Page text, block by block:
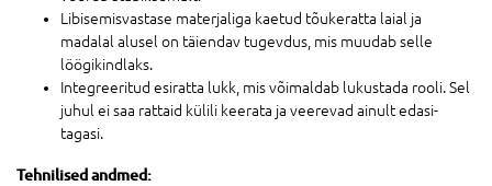
Libisemisvastase materjaliga kaetud tõukeratta laial ja
madalal alusel on täiendav tugevdus, mis muudab selle
löögikindlaks.
Integreeritud esiratta lukk, mis võimaldab lukustada rooli. Sel
juhul ei saa rattaid külili keerata ja veerevad ainult edasi-
tagasi.
Tehnilised andmed: